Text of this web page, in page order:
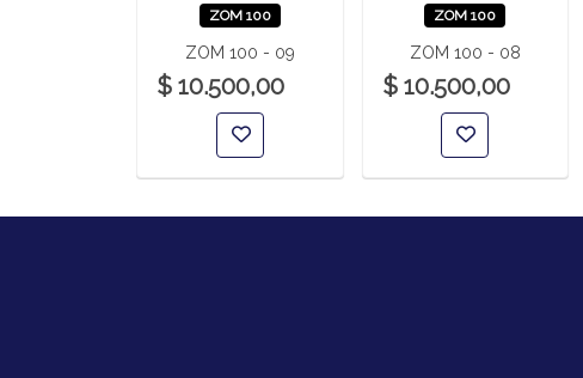
ZOM 100
ZOM 100 - 09
$ 10.500,00
ZOM 100
ZOM 100 - 08
$ 10.500,00